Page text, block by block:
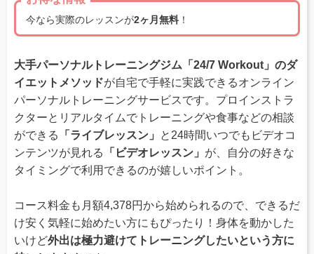
今なら実際のレッスンが2ヶ月無料 ！
大手パーソナルトレーニングジム「24/7 Workout」のダ
イエットメソッドが自宅で手軽に実践できるオンライン
パーソナルトレーニングサービスです。プロインストラ
クターとリアルタイムでトレーニングや食事などの相談
ができる
「ライブレッスン」
と24時間いつでもビデオコ
ンテンツが見れる
「ビデオレッスン」 が、自分の好きな
タイミングで利用できるのが嬉しいポイント。
コース料金も月額4,378円から始められるので、できるだ
け安く気軽に始めたい方にもぴったり！身体を動かした
いけど外出は極力避けてトレーニングしたいという方に